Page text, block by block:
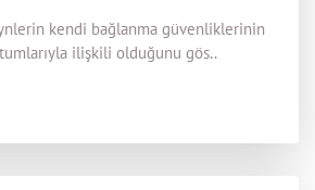
kendi bağlanma güvenliklerinin
ilişkili olduğunu gös..